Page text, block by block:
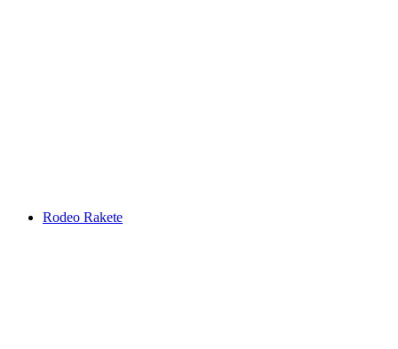
Rodeo Rakete